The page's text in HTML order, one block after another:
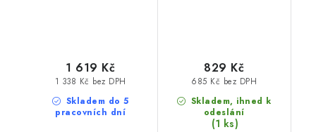
Skladem do 5
pracovních dní
1 338 Kč bez DPH
1 619 Kč
Skladem, ihned k
odeslání
(1 ks)
685 Kč bez DPH
829 Kč